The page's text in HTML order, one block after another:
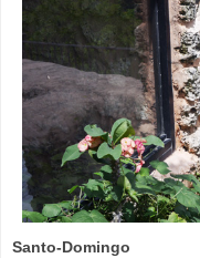
Santo-Domingo